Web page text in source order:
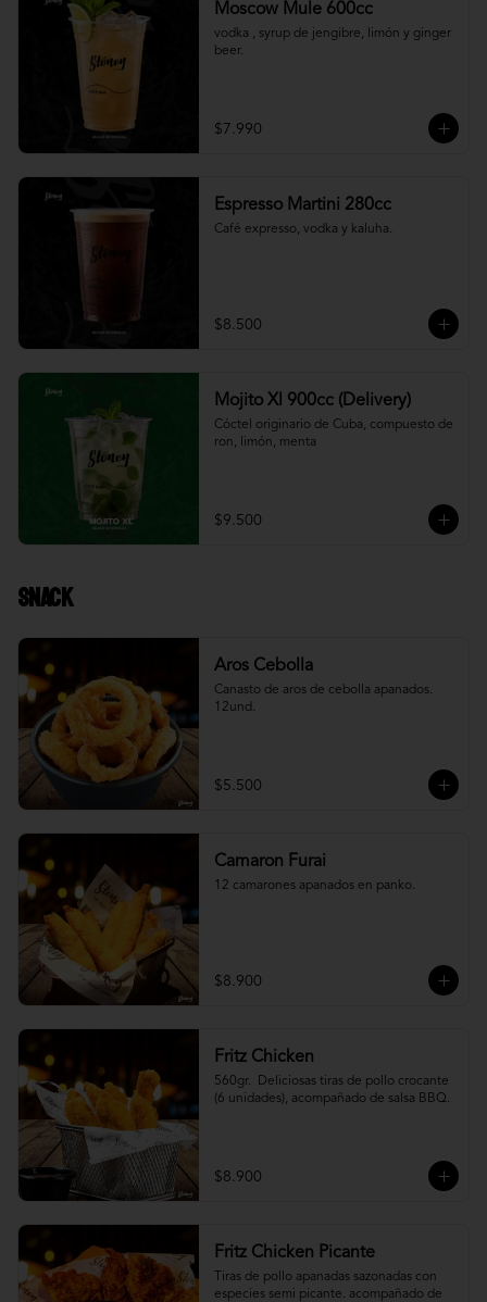
Moscow Mule 600cc
vodka , syrup de jengibre, limón y ginger
beer.
$7.990
Espresso Martini 280cc
Café expresso, vodka y kaluha.
$8.500
Mojito Xl 900cc (Delivery)
Cóctel originario de Cuba, compuesto de
ron, limón, menta
$9.500
Snack
Aros Cebolla
Canasto de aros de cebolla apanados.
12und.
$5.500
Camaron Furai
12 camarones apanados en panko.
$8.900
Fritz Chicken
560gr.  Deliciosas tiras de pollo crocante
(6 unidades), acompañado de salsa BBQ.
$8.900
Fritz Chicken Picante
Tiras de pollo apanadas sazonadas con
especies semi picante. acompañado de